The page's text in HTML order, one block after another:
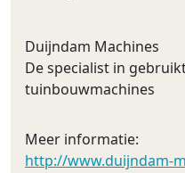
Duijndam Machines
De specialist in
tuinbouwmachines
Meer informatie:
http://www.duijndam-